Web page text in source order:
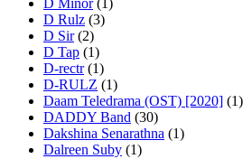
D Rulz (3)
D Sir(2)
D Tap (1)
D-rectr(1)
D-RULZ (1)
Daam Teledrama (OST) [2020] (1)
DADDY Band (30)
Dakshina Senarathna (1)
Dalreen Suby (1)